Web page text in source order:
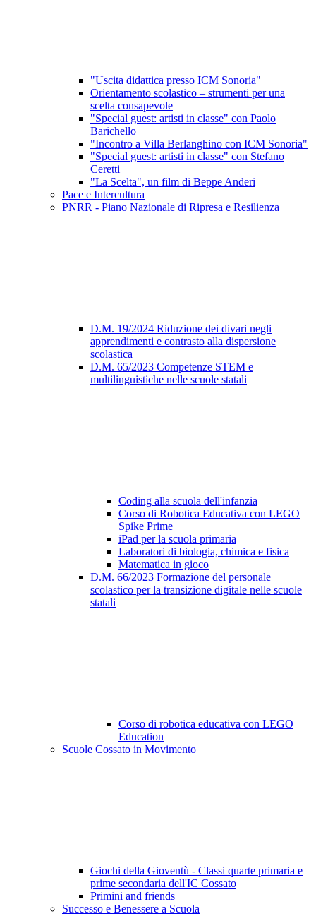
"Uscita didattica presso ICM Sonoria"
Orientamento scolastico – strumenti per una
scelta consapevole
"Special guest: artisti in classe" con Paolo
Barichello
"Incontro a Villa Berlanghino con ICM Sonoria"
"Special guest: artisti in classe" con Stefano
Ceretti
"La Scelta", un film di Beppe Anderi
Pace e Intercultura
PNRR - Piano Nazionale di Ripresa e Resilienza
D.M. 19/2024 Riduzione dei divari negli
apprendimenti e contrasto alla dispersione
scolastica
D.M. 65/2023 Competenze STEM e
multilinguistiche nelle scuole statali
Coding alla scuola dell'infanzia
Corso di Robotica Educativa con LEGO
Spike Prime
iPad per la scuola primaria
Laboratori di biologia, chimica e fisica
Matematica in gioco
D.M. 66/2023 Formazione del personale
scolastico per la transizione digitale nelle scuole
statali
Corso di robotica educativa con LEGO
Education
Scuole Cossato in Movimento
Giochi della Gioventù - Classi quarte primaria e
prime secondaria dell'IC Cossato
Primini and friends
Successo e Benessere a Scuola